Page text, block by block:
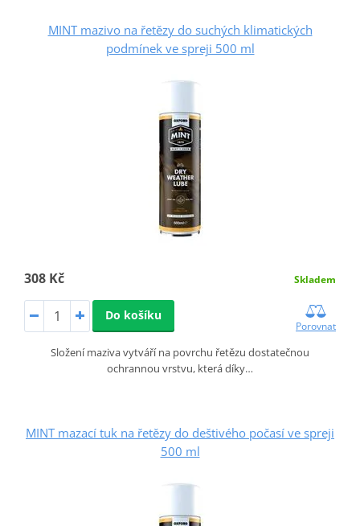
MINT mazivo na řetězy do suchých klimatických
podmínek ve spreji 500 ml
308 Kč Skladem
Do košíku
Porovnat
Složení maziva vytváří na povrchu řetězu dostatečnou
ochrannou vrstvu, která díky…
MINT mazací tuk na řetězy do deštivého počasí ve spreji
500 ml